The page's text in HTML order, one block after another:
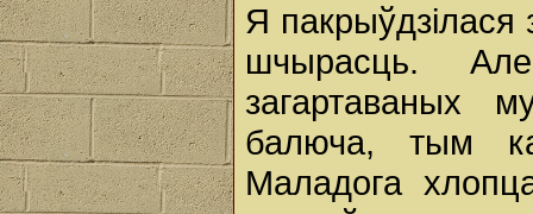
Я пакрыўдзілася
шчырасць.
загартаваных
балюча, тым
Маладога